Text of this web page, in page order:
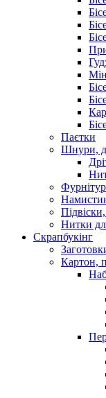
Паєтки
Шнури,
Нитки
Скрапбукінг
Картон,